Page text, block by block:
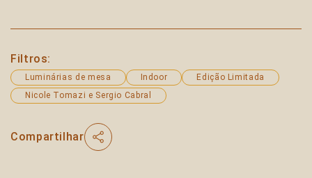
Filtros:
Luminárias de mesa Indoor
Edição Limitada
Nicole Tomazi e Sergio Cabral
Compartilhar